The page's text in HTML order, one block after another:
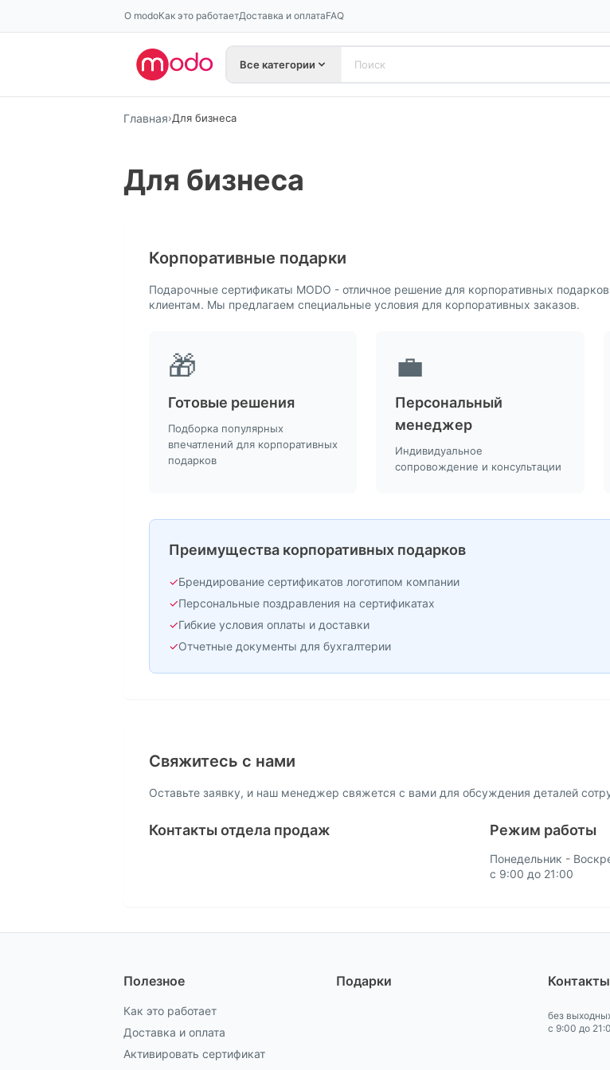
О modoКак это работаетДоставка и оплатаFAQ
Все категории
Главная›Для бизнеса
Для бизнеса
Корпоративные подарки
Подарочные сертификаты MODO - отличное решение для корпоративных
клиентам. Мы предлагаем специальные условия для корпоративных заказов.
🎁
Готовые решения
Подборка популярных
впечатлений для корпоративных
подарков
💼
Персональный
менеджер
Индивидуальное
сопровождение и консультации
Преимущества корпоративных подарков
✓Брендирование сертификатов логотипом компании
✓Персональные поздравления на сертификатах
✓Гибкие условия оплаты и доставки
✓Отчетные документы для бухгалтерии
Свяжитесь с нами
Оставьте заявку, и наш менеджер свяжется с вами для обсуждения деталей
Контакты отдела продаж Режим работы
Понедельник -
с 9:00 до 21:00
Полезное
Как это работает
Доставка и оплата
Активировать сертификат
Подарки Контакты
без
с 9:00 до